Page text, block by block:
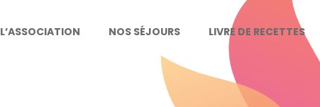
L’ASSOCIATION NOS SÉJOURS LIVRE DE RECETTES